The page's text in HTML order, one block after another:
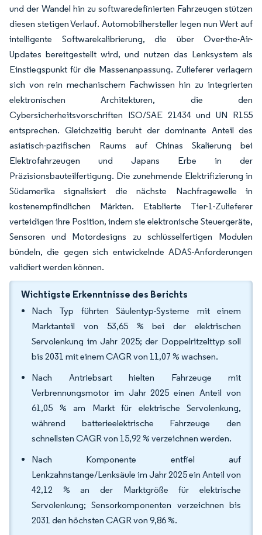
und der Wandel hin zu softwaredefinierten Fahrzeugen stützen
diesen stetigen Verlauf. Automobilhersteller legen nun Wert auf
intelligente Softwarekalibrierung, die über Over-the-Air-
Updates bereitgestellt wird, und nutzen das Lenksystem als
Einstiegspunkt für die Massenanpassung. Zulieferer verlagern
sich von rein mechanischem Fachwissen hin zu integrierten
elektronischen Architekturen, die den
Cybersicherheitsvorschriften ISO/SAE 21434 und UN R155
entsprechen. Gleichzeitig beruht der dominante Anteil des
asiatisch-pazifischen Raums auf Chinas Skalierung bei
Elektrofahrzeugen und Japans Erbe in der
Präzisionsbauteilfertigung. Die zunehmende Elektrifizierung in
Südamerika signalisiert die nächste Nachfragewelle in
kostenempfindlichen Märkten. Etablierte Tier-1-Zulieferer
verteidigen ihre Position, indem sie elektronische Steuergeräte,
Sensoren und Motordesigns zu schlüsselfertigen Modulen
bündeln, die gegen sich entwickelnde ADAS-Anforderungen
validiert werden können.
Wichtigste Erkenntnisse des Berichts
Nach Typ führten Säulentyp-Systeme mit einem
Marktanteil von 53,65 % bei der elektrischen
Servolenkung im Jahr 2025; der Doppelritzelttyp soll
bis 2031 mit einem CAGR von 11,07 % wachsen.
Nach Antriebsart hielten Fahrzeuge mit
Verbrennungsmotor im Jahr 2025 einen Anteil von
61,05 % am Markt für elektrische Servolenkung,
während batterieelektrische Fahrzeuge den
schnellsten CAGR von 15,92 % verzeichnen werden.
Nach Komponente entfiel auf
Lenkzahnstange/Lenksäule im Jahr 2025 ein Anteil von
42,12 % an der Marktgröße für elektrische
Servolenkung; Sensorkomponenten verzeichnen bis
2031 den höchsten CAGR von 9,86 %.